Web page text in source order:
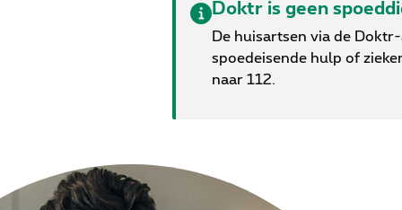
Doktr is geen
De huisartsen via de
spoedeisende hulp of
naar 112.